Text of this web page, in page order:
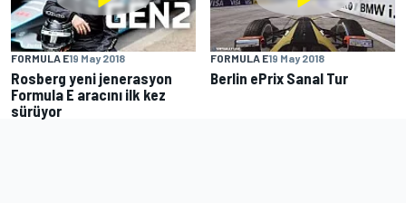
FORMULA E19 May 2018
Rosberg yeni jenerasyon
Formula E aracını ilk kez
sürüyor
FORMULA E19 May 2018
Berlin ePrix Sanal Tur